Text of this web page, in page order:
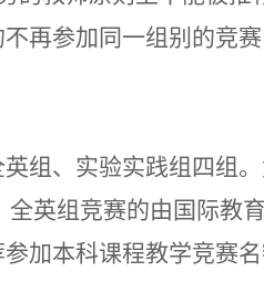
再参加同一组别的竞
组、实验实践组四组
全英组竞赛的由国际教
加本科课程教学竞赛